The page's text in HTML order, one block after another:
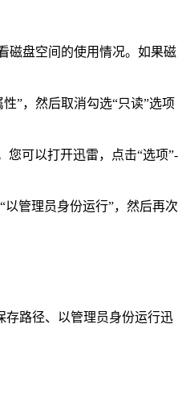
磁盘空间的使用情况。如果磁
”，然后取消勾选“只读”选项
您可以打开迅雷，点击“选项”-
管理员身份运行”，然后再次
存路径、以管理员身份运行迅